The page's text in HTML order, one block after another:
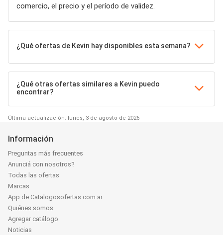
comercio, el precio y el período de validez.
¿Qué ofertas de Kevin hay disponibles esta semana?
¿Qué otras ofertas similares a Kevin puedo
encontrar?
Última actualización: lunes, 3 de agosto de 2026
Información
Preguntas más frecuentes
Anunciá con nosotros?
Todas las ofertas
Marcas
App de Catalogosofertas.com.ar
Quiénes somos
Agregar catálogo
Noticias